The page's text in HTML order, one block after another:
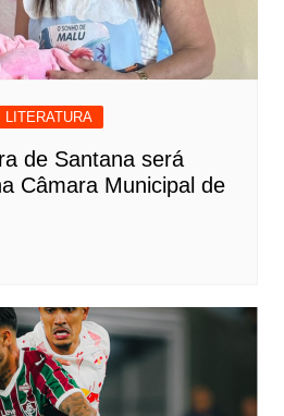
LITERATURA
de Santana será
Câmara Municipal de